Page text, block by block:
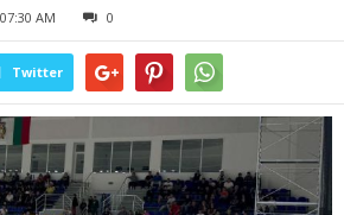
AM 0
Twitter